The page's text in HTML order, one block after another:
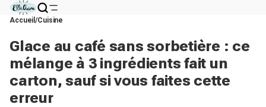
Accueil Cuisine
Glace au café sans sorbetière : ce
mélange à 3 ingrédients fait un
carton, sauf si vous faites cette
erreur